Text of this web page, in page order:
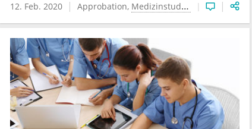
12. Feb. 2020 Approbation Medizinstudium